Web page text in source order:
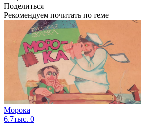
Поделиться
Рекомендуем почитать по теме
Морока
6.7тыс. 0